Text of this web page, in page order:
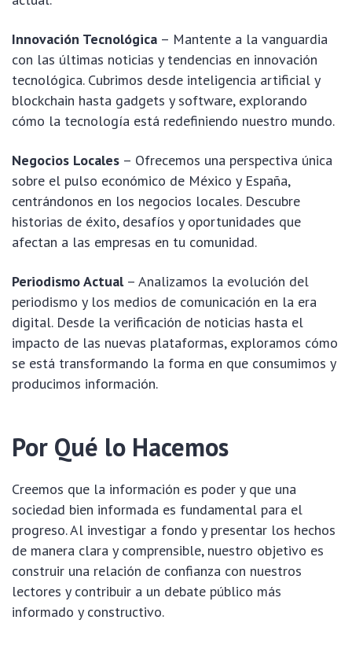
Innovación Tecnológica – Mantente a la vanguardia
con las últimas noticias y tendencias en innovación
tecnológica. Cubrimos desde inteligencia artificial y
blockchain hasta gadgets y software, explorando
cómo la tecnología está redefiniendo nuestro mundo.
Negocios Locales – Ofrecemos una perspectiva única
sobre el pulso económico de México y España,
centrándonos en los negocios locales. Descubre
historias de éxito, desafíos y oportunidades que
afectan a las empresas en tu comunidad.
Periodismo Actual– Analizamos la evolución del
periodismo y los medios de comunicación en la era
digital. Desde la verificación de noticias hasta el
impacto de las nuevas plataformas, exploramos cómo
se está transformando la forma en que consumimos y
producimos información.
Por Qué lo Hacemos
Creemos que la información es poder y que una
sociedad bien informada es fundamental para el
progreso. Al investigar a fondo y presentar los hechos
de manera clara y comprensible, nuestro objetivo es
construir una relación de confianza con nuestros
lectores y contribuir a un debate público más
informado y constructivo.